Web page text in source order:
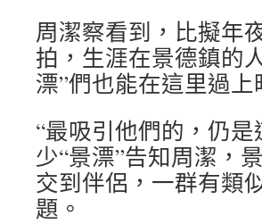
周潔察看到，比擬年
拍，生涯在景德鎮的
漂”們也能在這里過
“最吸引他們的，仍
少“景漂”告知周潔，
交到伴侶，一群有類
題。